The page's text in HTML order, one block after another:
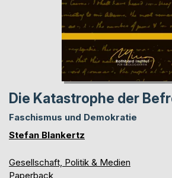
Die Katastrophe der
Faschismus und Demokratie
Stefan Blankertz
Gesellschaft, Politik & Medien
Paperback